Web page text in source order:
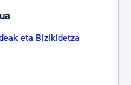
eta Bizikidetza